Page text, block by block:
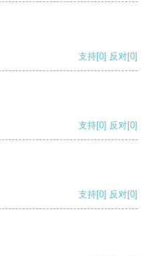
支持[0] 反对[0]
支持[0] 反对[0]
支持[0] 反对[0]